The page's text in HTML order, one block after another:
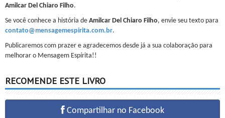
Amilcar Del Chiaro Filho.
Se você conhece a história de Amilcar Del Chiaro Filho, envie seu texto para
contato@mensagemespirita.com.br.
Publicaremos com prazer e agradecemos desde já a sua colaboração para
melhorar o Mensagem Espírita!!
RECOMENDE ESTE LIVRO
Compartilhar no Facebook